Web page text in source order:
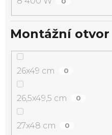
Montážní otvor
26x49 cm 0
26,5x49,5 cm 0
27x48 cm 0